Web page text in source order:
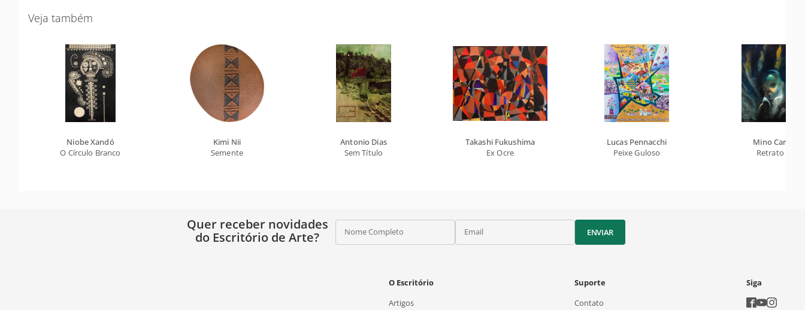
Veja também
Niobe Xandó
O Círculo Branco
Kimi Nii
Semente
Antonio Dias
Sem Título
Takashi Fukushima
Ex Ocre
Lucas Pennacchi
Peixe Guloso
Mino Carta
Retrato 2
Quer receber novidades
do Escritório de Arte?
Nome Completo Email ENVIAR
O Escritório
Artigos
Suporte
Contato
Siga